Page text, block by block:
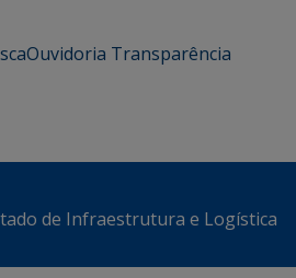
Ouvidoria Transparência
de Infraestrutura e Logística